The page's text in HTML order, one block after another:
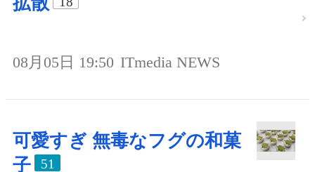
08月05日 19:50 ITmedia NEWS
可愛すぎ 無毒なフグの和菓
子
51